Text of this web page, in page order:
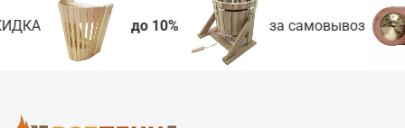
до 10% за самовывоз